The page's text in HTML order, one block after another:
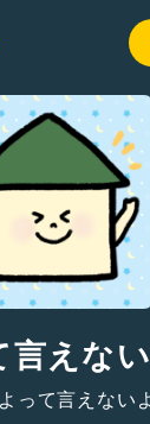
えな
って言えない